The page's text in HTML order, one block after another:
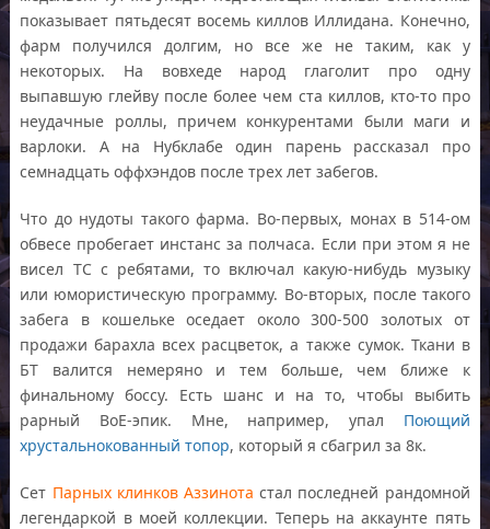
показывает пятьдесят восемь киллов Иллидана. Конечно,
фарм получился долгим, но все же не таким, как у
некоторых. На вовхеде народ глаголит про одну
выпавшую глейву после более чем ста киллов, кто-то про
неудачные роллы, причем конкурентами были маги и
варлоки. А на Нубклабе один парень рассказал про
семнадцать оффхэндов после трех лет забегов.
Что до нудоты такого фарма. Во-первых, монах в 514-ом
обвесе пробегает инстанс за полчаса. Если при этом я не
висел ТС с ребятами, то включал какую-нибудь музыку
или юмористическую программу. Во-вторых, после такого
забега в кошельке оседает около 300-500 золотых от
продажи барахла всех расцветок, а также сумок. Ткани в
БТ валится немеряно и тем больше, чем ближе к
финальному боссу. Есть шанс и на то, чтобы выбить
рарный ВоЕ-эпик. Мне, например, упал Поющий
хрустальнокованный топор, который я сбагрил за 8к.
Сет Парных клинков Аззинота стал последней рандомной
легендаркой в моей коллекции. Теперь на аккаунте пять